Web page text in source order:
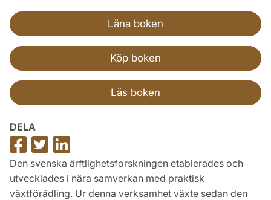
Låna boken
Köp boken
Läs boken
DELA
Dela
på
Facebook
Dela
på
Twitter
på
LinkedIn
Den svenska ärftlighetsforskningen etablerades och
utvecklades i nära samverkan med praktisk
växtförädling. Ur denna verksamhet växte sedan den